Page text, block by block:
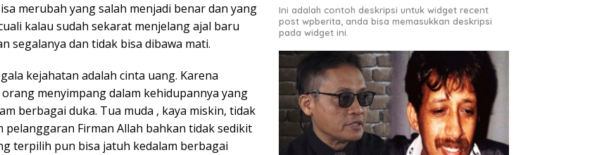
merubah yang salah menjadi benar dan yang
kalau sudah sekarat menjelang ajal baru
segalanya dan tidak bisa dibawa mati.
kejahatan adalah cinta uang. Karena
menyimpang dalam kehidupannya yang
berbagai duka. Tua muda , kaya miskin, tidak
pelanggaran Firman Allah bahkan tidak sedikit
terpilih pun bisa jatuh kedalam berbagai
Ini adalah contoh deskripsi untuk widget recent
post wpberita, anda bisa memasukkan deskripsi
pada widget ini.